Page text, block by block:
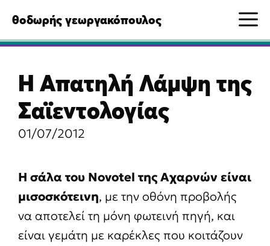
σε
περιεχόμενο
θοδωρής γεωργακόπουλος
Η Απατηλή Λάμψη της
Σαϊεντολογίας
01/07/2012
Η σάλα του Novotel της Αχαρνών είναι
μισοσκότεινη, με την οθόνη προβολής
να αποτελεί τη μόνη φωτεινή πηγή, και
είναι γεμάτη με καρέκλες που κοιτάζουν